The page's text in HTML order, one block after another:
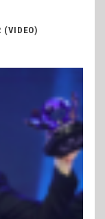
(VIDEO)